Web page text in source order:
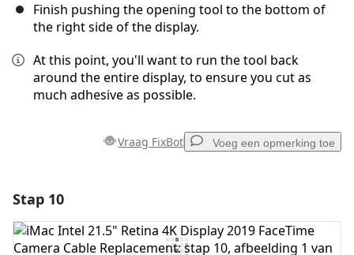
Finish pushing the opening tool to the bottom of
the right side of the display.
At this point, you'll want to run the tool back
around the entire display, to ensure you cut as
much adhesive as possible.
Vraag FixBot Voeg een opmerking toe
Voeg opmerking toe
Stap 10